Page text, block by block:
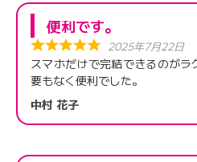
便利です。
2025年7月22日
スマホだけで完結できるのが
要もなく便利でした。
中村 花子